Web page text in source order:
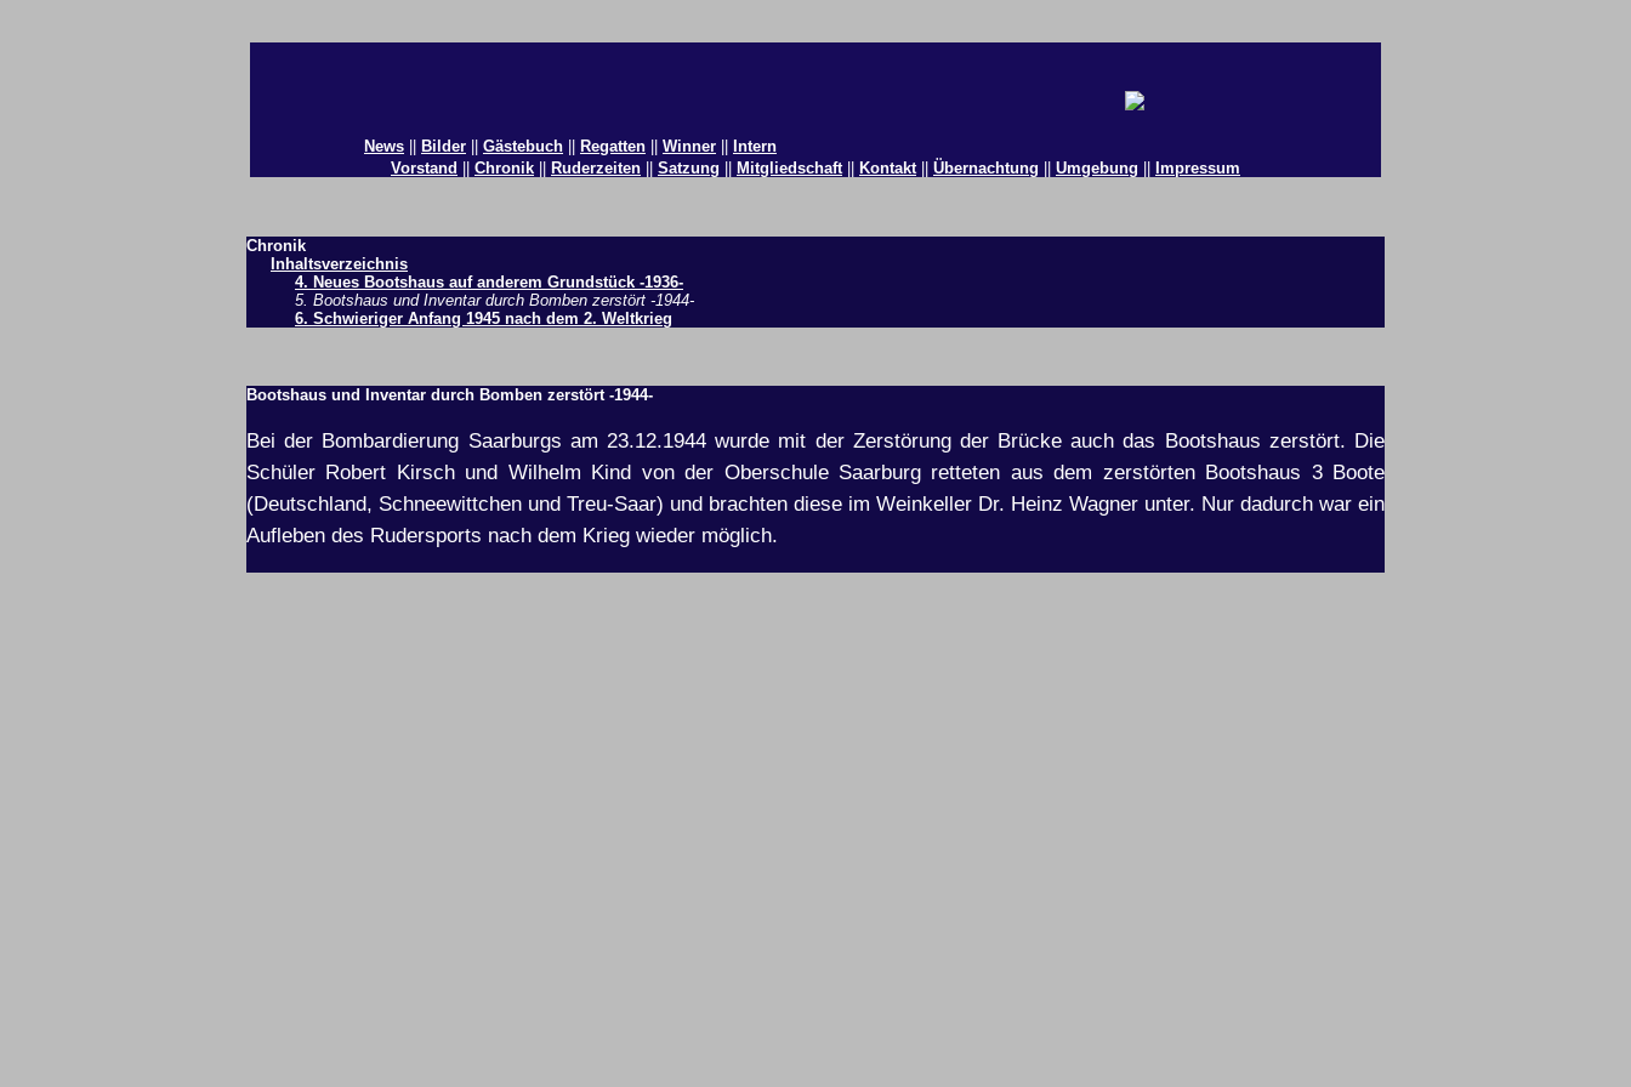
News Bilder Gästebuch Regatten Winner
Intern
Vorstand
Chronik Ruderzeiten Satzung Mitgliedschaft|| Kontakt|| Übernachtung Umgebung Impressum
Chronik
Inhaltsverzeichnis
4. Neues Bootshaus auf anderem Grundstück -1936-
5. Bootshaus und Inventar durch Bomben zerstört -1944-
6. Schwieriger Anfang 1945 nach dem 2. Weltkrieg
Bootshaus und Inventar durch Bomben zerstört -1944-
Bei der Bombardierung Saarburgs am 23.12.1944 wurde mit der Zerstörung der Brücke auch das Bootshaus zerstört. Die
Schüler Robert Kirsch und Wilhelm Kind von der Oberschule Saarburg retteten aus dem zerstörten Bootshaus 3 Boote
(Deutschland, Schneewittchen und Treu-Saar) und brachten diese im Weinkeller Dr. Heinz Wagner unter. Nur dadurch war ein
Aufleben des Rudersports nach dem Krieg wieder möglich.